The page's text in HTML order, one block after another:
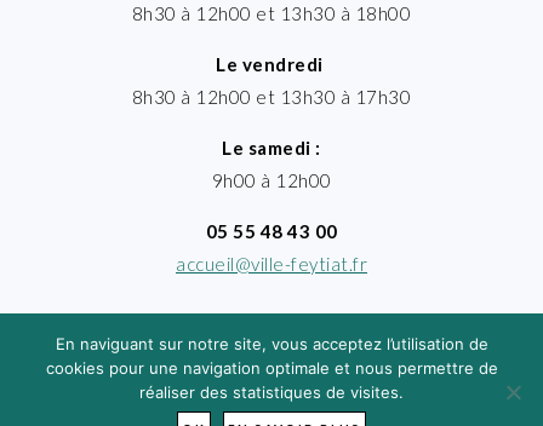
8h30 à 12h00 et 13h30 à 18h00
Le vendredi
8h30 à 12h00 et 13h30 à 17h30
Le samedi :
9h00 à 12h00
05 55 48 43 00
accueil@ville-feytiat.fr
En naviguant sur notre site, vous acceptez l’utilisation de
cookies pour une navigation optimale et nous permettre de
réaliser des statistiques de visites.